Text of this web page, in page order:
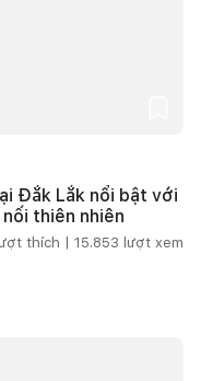
Đắk Lắk nổi bật với
thiên nhiên
thích | 15.853 lượt xem